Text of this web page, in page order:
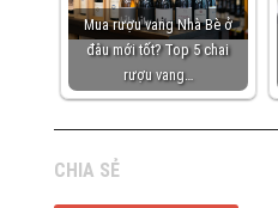
Mua rượu vang Nhà Bè ở
đâu mới tốt? Top 5 chai
rượu vang…
CHIA SẺ